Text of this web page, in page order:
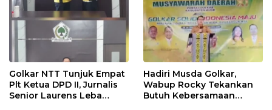
Golkar NTT Tunjuk Empat
Plt Ketua DPD II, Jurnalis
Senior Laurens Leba
Hadiri Musda Golkar,
Wabup Rocky Tekankan
Butuh Kebersamaan